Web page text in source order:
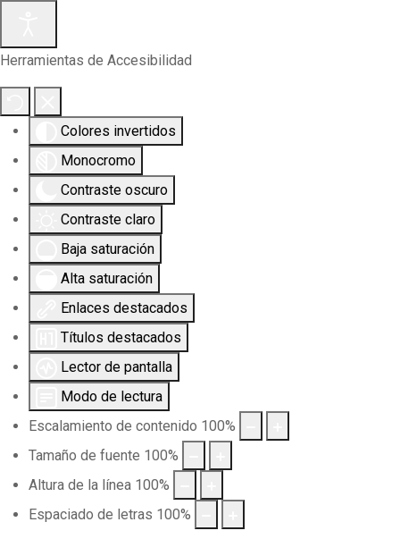
Herramientas de Accesibilidad
Colores invertidos
Monocromo
Contraste oscuro
Contraste claro
Baja saturación
Alta saturación
Enlaces destacados
Títulos destacados
Lector de pantalla
Modo de lectura
Escalamiento de contenido 100%
Tamaño de fuente 100%
Altura de la línea 100%
Espaciado de letras 100%